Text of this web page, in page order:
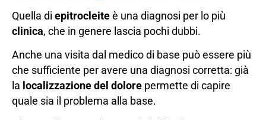
Quella di epitrocleite è una diagnosi per lo più
clinica, che in genere lascia pochi dubbi.
Anche una visita dal medico di base può essere più
che sufficiente per avere una diagnosi corretta: già
la localizzazione del dolore permette di capire
quale sia il problema alla base.